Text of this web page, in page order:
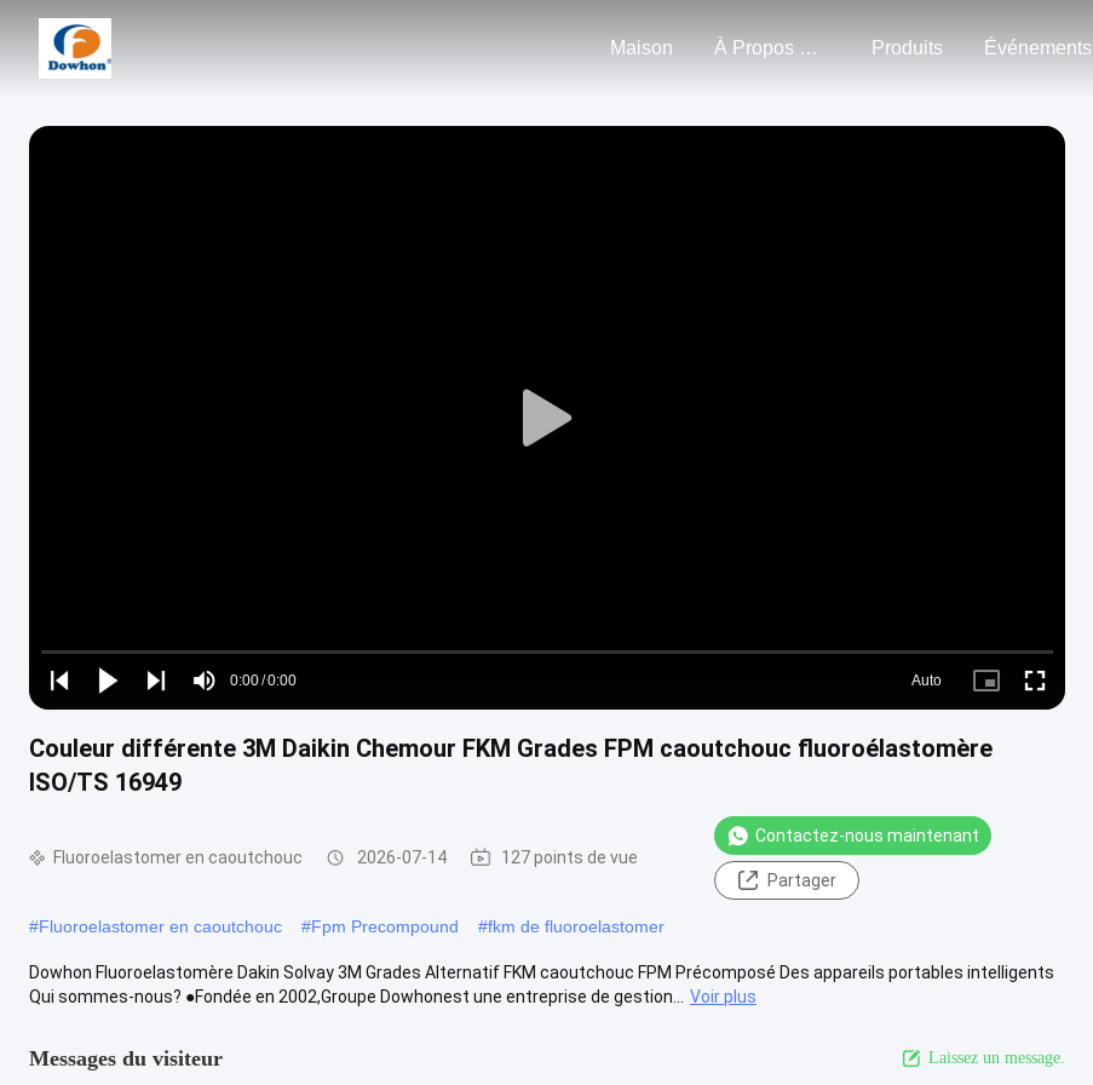
Maison À Propos De Nous Produits Événements
Play
Play
Play
Play
Mute
Time
0:00/0:00
Loaded:
0%
Auto
Picture- Fullscreen
Couleur différente 3M Daikin Chemour FKM Grades FPM caoutchouc fluoroélastomère
ISO/TS 16949
Fluoroelastomer en caoutchouc 2026-07-14 127 points de vue
Contactez-nous maintenant
Partager
#Fluoroelastomer en caoutchouc #Fpm Precompound #fkm de fluoroelastomer
Dowhon Fluoroelastomère Dakin Solvay 3M Grades Alternatif FKM caoutchouc FPM Précomposé Des appareils portables intelligents
Qui sommes-nous? ●Fondée en 2002,Groupe Dowhonest une entreprise de gestion...
Voir plus
Messages du visiteur Laissez un message.